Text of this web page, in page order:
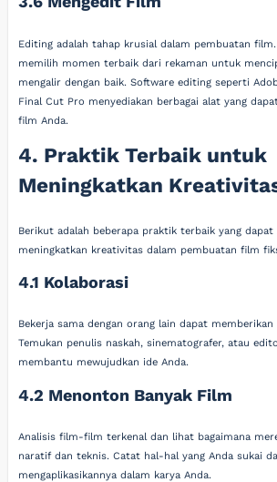
Editing adalah tahap krusial dalam pembuatan
memilih momen terbaik dari rekaman untuk
mengalir dengan baik. Software editing seperti
Final Cut Pro menyediakan berbagai alat yang
film Anda.
4. Praktik Terbaik untuk
Meningkatkan
Berikut adalah beberapa praktik terbaik yang
meningkatkan kreativitas dalam pembuatan film
4.1 Kolaborasi
Bekerja sama dengan orang lain dapat
Temukan penulis naskah, sinematografer, atau
membantu mewujudkan ide Anda.
4.2 Menonton Banyak Film
Analisis film-film terkenal dan lihat bagaimana
naratif dan teknis. Catat hal-hal yang Anda sukai
mengaplikasikannya dalam karya Anda.